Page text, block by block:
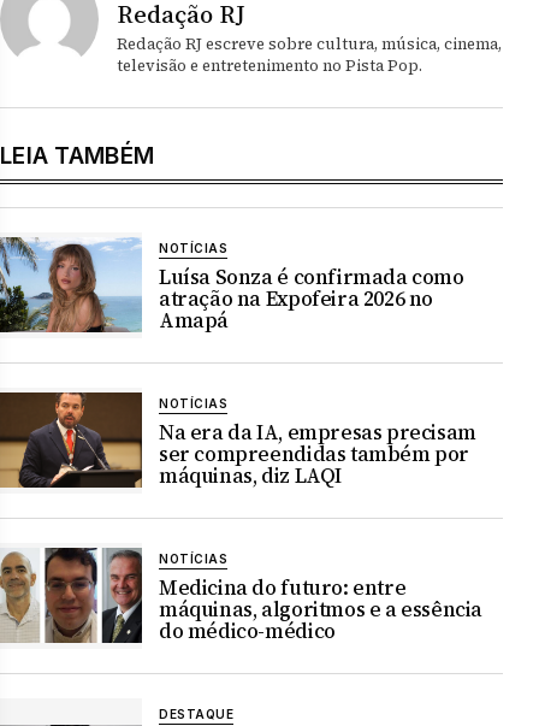
Redação RJ
Redação RJ escreve sobre cultura, música, cinema,
televisão e entretenimento no Pista Pop.
LEIA TAMBÉM
NOTÍCIAS
Luísa Sonza é confirmada como
atração na Expofeira 2026 no
Amapá
NOTÍCIAS
Na era da IA, empresas precisam
ser compreendidas também por
máquinas, diz LAQI
NOTÍCIAS
Medicina do futuro: entre
máquinas, algoritmos e a essência
do médico-médico
DESTAQUE